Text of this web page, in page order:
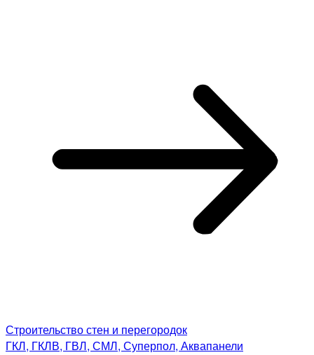
Строительство стен и перегородок
ГКЛ, ГКЛВ, ГВЛ, СМЛ, Суперпол, Аквапанели